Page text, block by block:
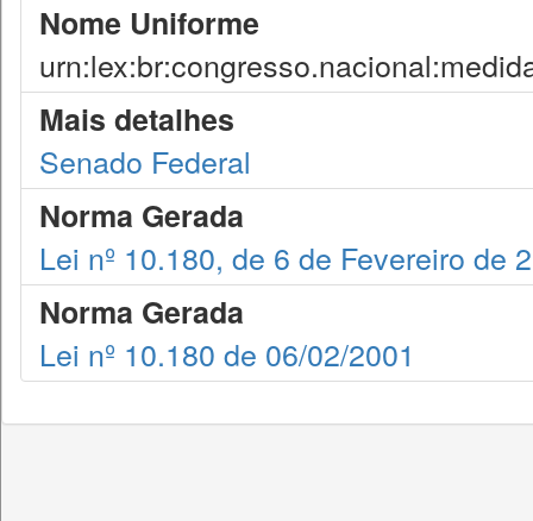
Nome Uniforme
Mais detalhes
Senado Federal
Norma Gerada
Lei nº 10.180, de 6 de Fevereiro de
Norma Gerada
Lei nº 10.180 de 06/02/2001